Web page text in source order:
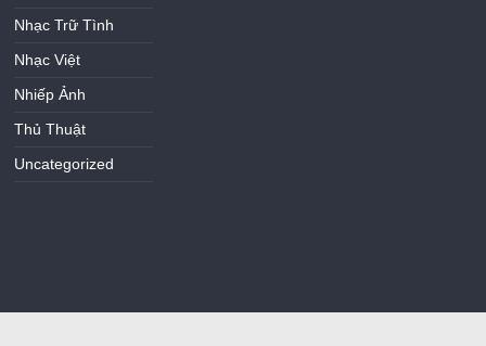
Nhạc Trữ Tình
Nhạc Việt
Nhiếp Ảnh
Thủ Thuật
Uncategorized